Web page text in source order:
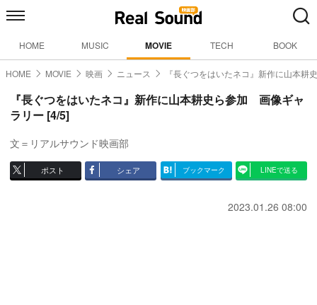
HOME MUSIC MOVIE TECH BOOK
HOME MOVIE 映画 ニュース 『長ぐつをはいたネコ』新作に山本耕
『長ぐつをはいたネコ』新作に山本耕史ら参加 画像ギャ
ラリー [4/5]
文＝リアルサウンド映画部
ポスト シェア ブックマーク LINEで送る
2023.01.26 08:00